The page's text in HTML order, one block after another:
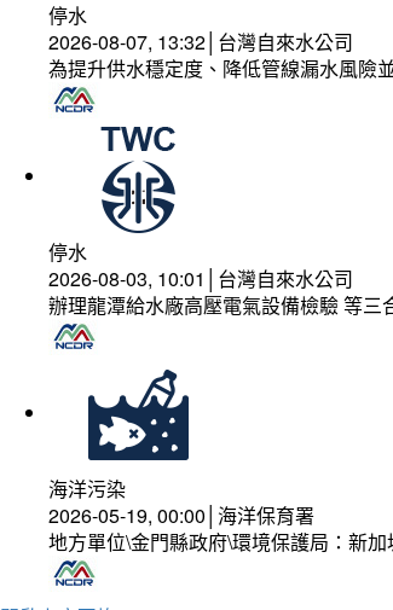
停水
2026-08-07, 13:32│台灣自來水公司
為提升供水穩定度、降低管線漏水風險
停水
2026-08-03, 10:01│台灣自來水公司
辦理龍潭給水廠高壓電氣設備檢驗 等三
海洋污染
2026-05-19, 00:00│海洋保育署
地方單位\金門縣政府\環境保護局：新